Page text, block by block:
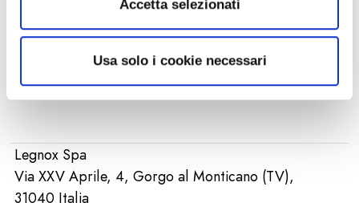
Accetta selezionati
Usa solo i cookie necessari
Legnox Spa
Via XXV Aprile, 4, Gorgo al Monticano (TV),
31040 Italia